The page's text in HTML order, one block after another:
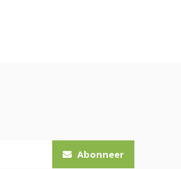
Abonneer